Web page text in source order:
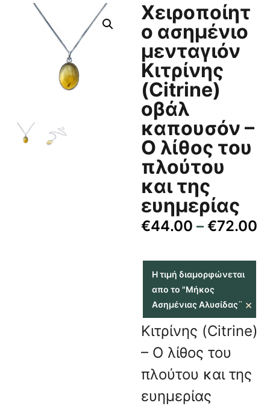
Χειροποίητ
ο ασημένιο
μενταγιόν
Κιτρίνης
(Citrine)
οβάλ
καπουσόν –
Ο λίθος του
πλούτου
και της
ευημερίας
€44.00 – €72.00
Η τιμή διαμορφώνεται
απο το "Μήκος
Ασημένιας Αλυσίδας¨ ×
Κιτρίνης (Citrine)
– Ο λίθος του
πλούτου και της
ευημερίας